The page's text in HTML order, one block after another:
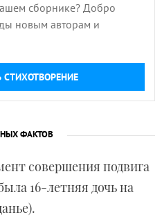
сборнике? Добро
новым авторам и
СТИХОТВОРЕНИЕ
ФАКТОВ
совершения подвига
16-летняя дочь на